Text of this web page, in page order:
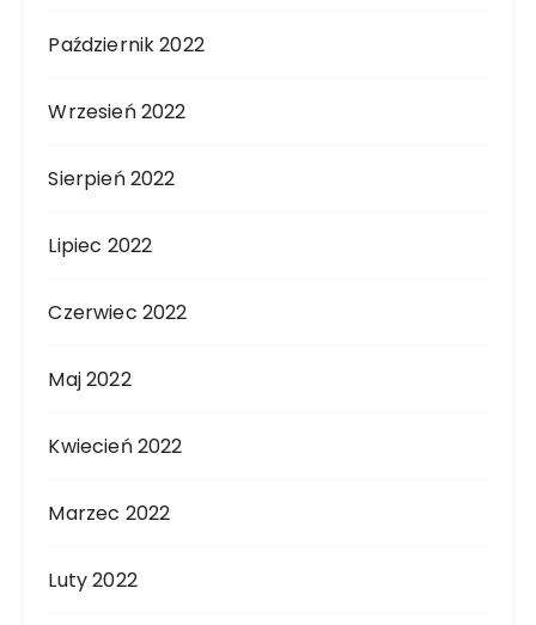
Październik 2022
Wrzesień 2022
Sierpień 2022
Lipiec 2022
Czerwiec 2022
Maj 2022
Kwiecień 2022
Marzec 2022
Luty 2022